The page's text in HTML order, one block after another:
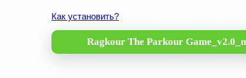
Как установить?
Ragkour The Parkour